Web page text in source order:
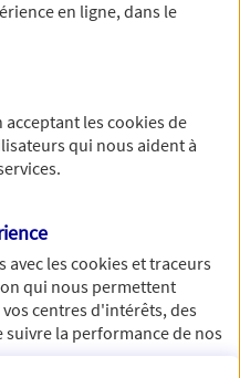
vous concernant. Pour
en ligne, dans le
acceptant lescookiesde
qui nous aident à
avec lescookies et traceurs
qui nous permettent
centres d'intérêts, des
la performance de nos